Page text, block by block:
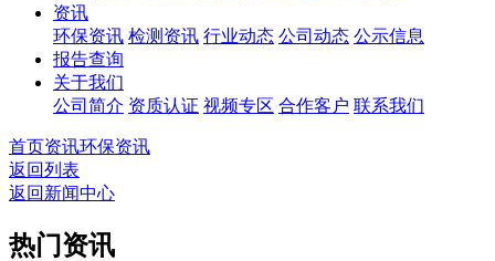
资讯
环保资讯 检测资讯 行业动态 公司动态 公示信息
报告查询
关于我们
公司简介 资质认证 视频专区 合作客户 联系我们
首页资讯环保资讯
返回列表
返回新闻中心
热门资讯